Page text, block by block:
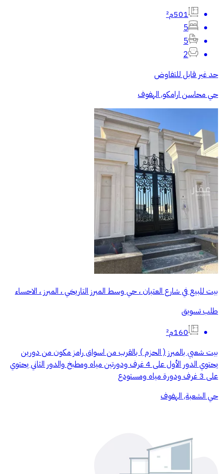
501م²
5
5
2
حد غير قابل للتفاوض
حي محاسن ارامكو, الهفوف
بيت للبيع في شارع العتبان ، حي وسط المبرز التاريخي ، المبرز ، الاحساء
طلب تسويق
160م²
بيت شعبي بالمبرز ( الحزم ) بالقرب من اسواق رامز مكون من دورين
يحتوي الدور الأول على 4 غرف ودورتين مياه ومطبخ والدور الثاني يحتوي
على 3 غرف ودورة مياه ومستودع
حي الشعبة, الهفوف